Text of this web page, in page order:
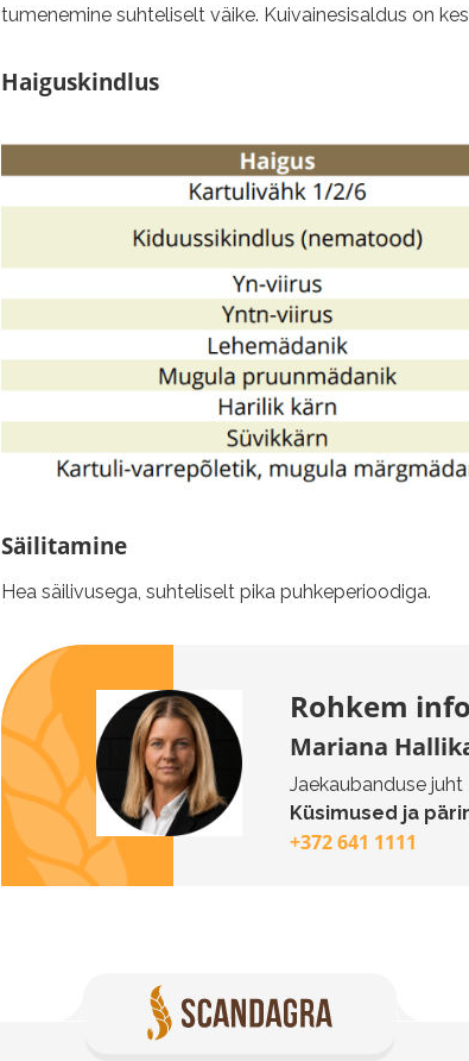
tumenemine suhteliselt väike. Kuivainesisaldus on
Haiguskindlus
Säilitamine
Hea säilivusega, suhteliselt pika puhkeperioodiga.
Rohkem
Mariana
Jaekaubanduse juht
Küsimused ja
+372 641 1111